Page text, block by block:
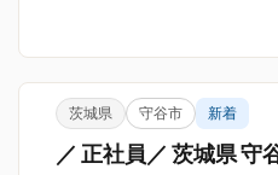
茨城県 守谷市 新着
／ 正社員／ 茨城県 守